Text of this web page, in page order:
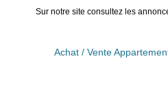
Sur notre site consultez les
Achat / Vente